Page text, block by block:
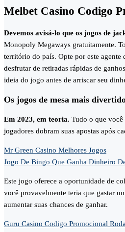
Melbet Casino Codigo
Devemos avisá-lo que os jogos de
Monopoly Megaways gratuitamente.
território do país. Opte por este agente
desfrutar de retiradas rápidas de
ideia do jogo antes de arriscar seu
Os jogos de mesa mais
Em 2023, em teoria. Tudo o que
jogadores dobram suas apostas após
Mr Green Casino Melhores Jogos
Jogo De Bingo Que Ganha Dinheiro
Este jogo oferece a oportunidade de
você provavelmente teria que gastar
aumentar suas chances de ganhar.
Guru Casino Codigo Promocional